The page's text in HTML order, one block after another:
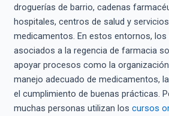
droguerías de barrio, cadenas
hospitales, centros de salud y
medicamentos. En estos entornos,
asociados a la regencia de farmacia
apoyar procesos como la
manejo adecuado de medicamentos,
el cumplimiento de buenas prácticas.
muchas personas utilizan los cursos